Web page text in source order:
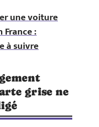
une voiture
:
à suivre
grise ne